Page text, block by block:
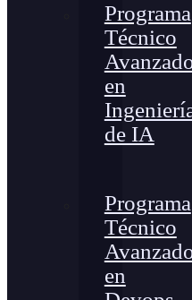
Programa
Técnico
en
de IA
Programa
Técnico
en